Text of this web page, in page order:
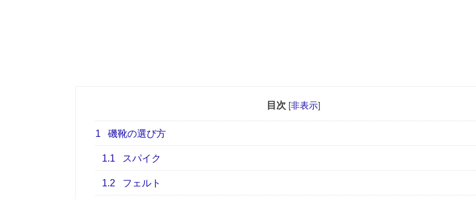
目次 [非表示]
1 磯靴の選び方
1.1 スパイク
1.2 フェルト